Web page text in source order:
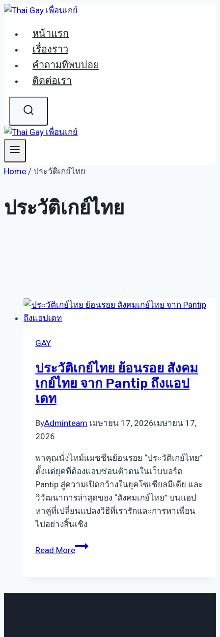
Skip
content หน้าแรก
เรื่องราว
คำถามที่พบบ่อย
ติดต่อเรา
Home / ประวัติเกย์ไทย
ประวัติเกย์ไทย
GAY
ประวัติเกย์ไทย ย้อนรอย สังคม
เกย์ไทย จาก Pantip ถึงแอป
เดท
ByAdminteam เมษายน 17, 2026เมษายน 17,
2026
พาคุณนั่งไทม์แมชชีนย้อนรอย “ประวัติเกย์ไทย”
ตั้งแต่ยุคที่ต้องแอบซ่อนตัวตนในเว็บบอร์ด
Pantip สู่ความเปิดกว้างในยุคโซเชียลมีเดีย และ
วิวัฒนาการล่าสุดของ “สังคมเกย์ไทย” บนแอป
หาคู่ที่เปลี่ยนแปลงวิธีที่เรารักและการหาเพื่อน
ไปอย่างสิ้นเชิง
Read Moreประวัติ